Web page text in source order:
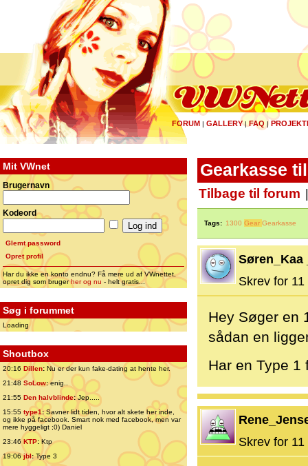
FORUM | GALLERY|FAQ |
Mit VWnet
Brugernavn
Kodeord
Glemt password
Opret profil
Har du ikke en konto endnu? Få mere ud af VWnettet,
opret dig som brugerher og nu - helt gratis...
Søg i forummet
Loading
Shoutbox
20:16 Dillen: Nu er der kun fake-dating at hente her.
21:48 SoLow:enig..
21:55 Den halvblinde:Jep.....
15:55 type1:Savner lidt tiden, hvor alt skete her inde,
og ikke på facebook. Smart nok med facebook, men var
mere hyggeligt ;0) Daniel
23:46 KTP:Ktp
19:06jbl:Type 3
Gearkasse
Tilbage til forum
Tags: 1300 Gear Gearkasse
Søren_Kaa
Skrev for
Hey Søger en
sådan en
Har en Type 1
Skrev for